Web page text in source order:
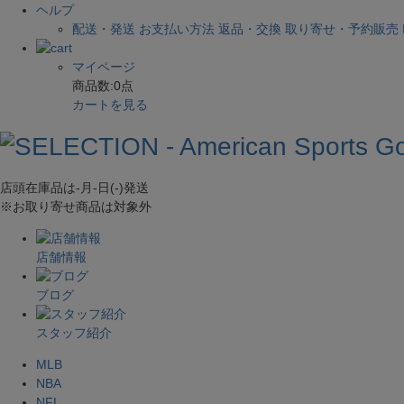
ヘルプ
配送・発送 お支払い方法 返品・交換 取り寄せ・予約販売
マイページ
商品数:0点
カートを見る
店頭在庫品は-月-日(-)発送
※お取り寄せ商品は対象外
店舗情報
ブログ
スタッフ紹介
MLB
NBA